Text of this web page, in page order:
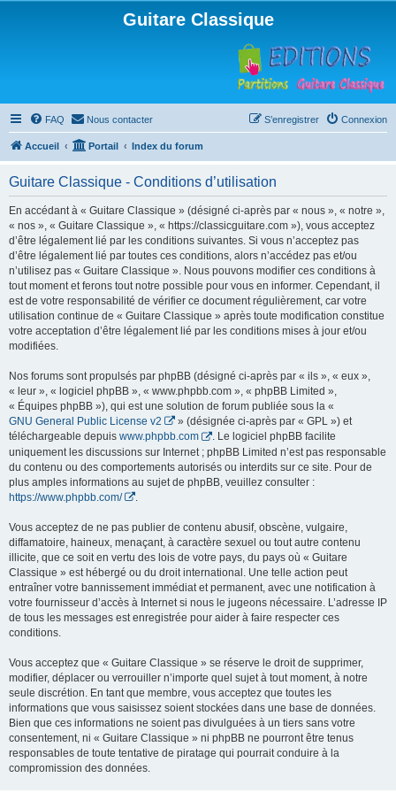
Guitare Classique
FAQ Nous contacter Connexion
S’enregistrer
Accueil Portail Index du forum
Guitare Classique - Conditions d’utilisation
En accédant à « Guitare Classique » (désigné ci-après par « nous », « notre »,
« nos », « Guitare Classique », « https://classicguitare.com »), vous acceptez
d’être légalement lié par les conditions suivantes. Si vous n’acceptez pas
d’être légalement lié par toutes ces conditions, alors n’accédez pas et/ou
n’utilisez pas « Guitare Classique ». Nous pouvons modifier ces conditions à
tout moment et ferons tout notre possible pour vous en informer. Cependant, il
est de votre responsabilité de vérifier ce document régulièrement, car votre
utilisation continue de « Guitare Classique » après toute modification constitue
votre acceptation d’être légalement lié par les conditions mises à jour et/ou
modifiées.
Nos forums sont propulsés par phpBB (désigné ci-après par « ils », « eux »,
« leur », « logiciel phpBB », « www.phpbb.com », « phpBB Limited »,
« Équipes phpBB »), qui est une solution de forum publiée sous la «
GNU General Public License v2
» (désignée ci-après par « GPL ») et
téléchargeable depuis www.phpbb.com
. Le logiciel phpBB facilite
uniquement les discussions sur Internet ; phpBB Limited n’est pas responsable
du contenu ou des comportements autorisés ou interdits sur ce site. Pour de
plus amples informations au sujet de phpBB, veuillez consulter :
https://www.phpbb.com/
Vous acceptez de ne pas publier de contenu abusif, obscène, vulgaire,
diffamatoire, haineux, menaçant, à caractère sexuel ou tout autre contenu
illicite, que ce soit en vertu des lois de votre pays, du pays où « Guitare
Classique » est hébergé ou du droit international. Une telle action peut
entraîner votre bannissement immédiat et permanent, avec une notification à
votre fournisseur d’accès à Internet si nous le jugeons nécessaire. L’adresse IP
de tous les messages est enregistrée pour aider à faire respecter ces
conditions.
Vous acceptez que « Guitare Classique » se réserve le droit de supprimer,
modifier, déplacer ou verrouiller n’importe quel sujet à tout moment, à notre
seule discrétion. En tant que membre, vous acceptez que toutes les
informations que vous saisissez soient stockées dans une base de données.
Bien que ces informations ne soient pas divulguées à un tiers sans votre
consentement, ni « Guitare Classique » ni phpBB ne pourront être tenus
responsables de toute tentative de piratage qui pourrait conduire à la
compromission des données.